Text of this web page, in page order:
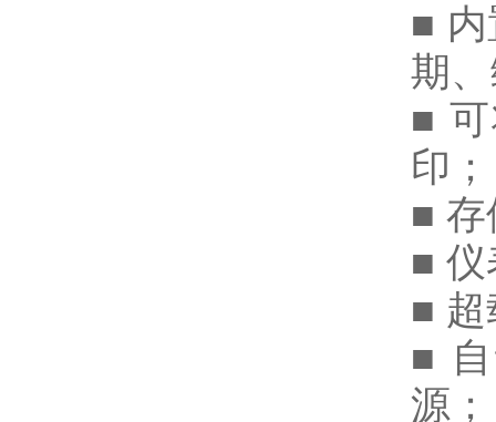
■
期
■
印；
■ 存
■ 仪
■ 超
■
源；